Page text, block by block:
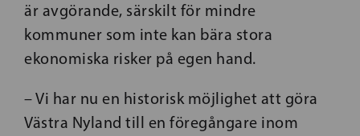
är avgörande, särskilt för mindre
kommuner som inte kan bära stora
ekonomiska risker på egen hand.
– Vi har nu en historisk möjlighet att göra
Västra Nyland till en föregångare inom